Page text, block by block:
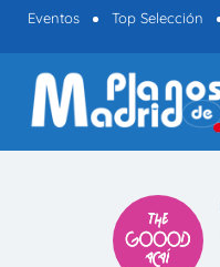
Eventos Top Selección